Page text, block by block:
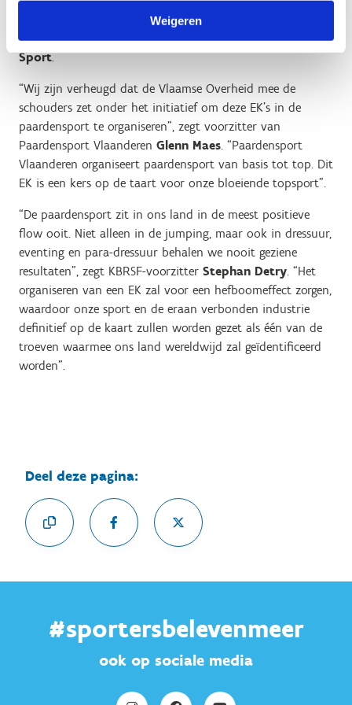
Weigeren
En we willen ons nogmaals laten zien als de bruisende
sportnatie die we zijn”, zegt deVlaamse minister van
Sport.
“Wij zijn verheugd dat de Vlaamse Overheid mee de
schouders zet onder het initiatief om deze EK’s in de
paardensport te organiseren”, zegt voorzitter van
Paardensport Vlaanderen Glenn Maes. “Paardensport
Vlaanderen organiseert paardensport van basis tot top. Dit
EK is een kers op de taart voor onze bloeiende topsport”.
“De paardensport zit in ons land in de meest positieve
flow ooit. Niet alleen in de jumping, maar ook in dressuur,
eventing en para-dressuur behalen we nooit geziene
resultaten”, zegt KBRSF-voorzitter Stephan Detry. “Het
organiseren van een EK zal voor een hefboomeffect zorgen,
waardoor onze sport en de eraan verbonden industrie
definitief op de kaart zullen worden gezet als één van de
troeven waarmee ons land wereldwijd zal geïdentificeerd
worden”.
Deel deze pagina:
#sportersbelevenmeer
ook op sociale media